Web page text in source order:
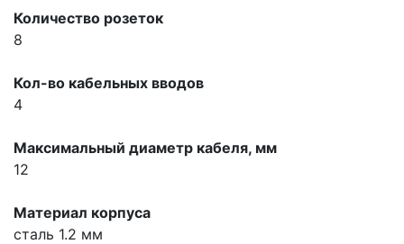
Количество розеток
8
Кол-во кабельных вводов
4
Максимальный диаметр кабеля, мм
12
Материал корпуса
сталь 1.2 мм